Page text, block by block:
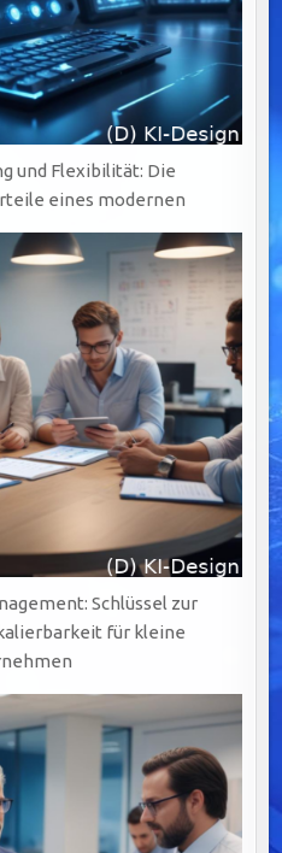
und Flexibilität: Die
eines modernen
Schlüssel zur
für kleine